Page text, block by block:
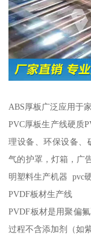
ABS厚板广泛应用于
PVC厚板生产线硬质
理设备、环保设备、
气的护罩，灯箱，广
明塑料生产机器 pvc
PVDF板材生产线
PVDF板材是用聚偏
过程不含添加剂（如